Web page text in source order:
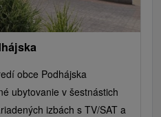
obce Podhájska
ubytovanie v šestnástich
izbách s TV/SAT a